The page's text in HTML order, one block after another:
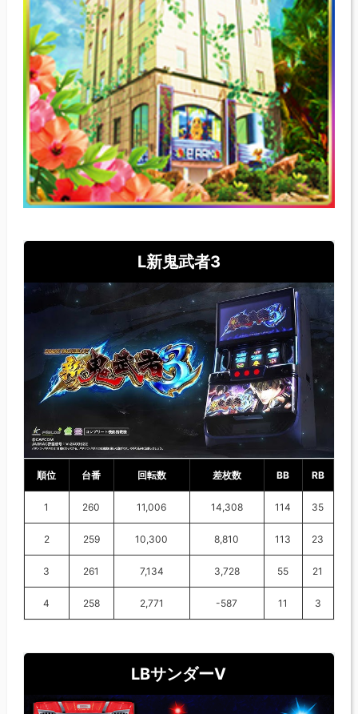
L新鬼武者3
順位 台番 回転数 差枚数 BB RB
1 260 11,006 14,308 114 35
2 259 10,300 8,810 113 23
3 261 7,134 3,728 55 21
4 258 2,771 -587 11 3
LBサンダーⅤ